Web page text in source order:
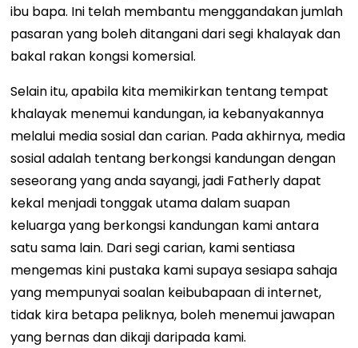
ibu bapa. Ini telah membantu menggandakan jumlah
pasaran yang boleh ditangani dari segi khalayak dan
bakal rakan kongsi komersial.
Selain itu, apabila kita memikirkan tentang tempat
khalayak menemui kandungan, ia kebanyakannya
melalui media sosial dan carian. Pada akhirnya, media
sosial adalah tentang berkongsi kandungan dengan
seseorang yang anda sayangi, jadi Fatherly dapat
kekal menjadi tonggak utama dalam suapan
keluarga yang berkongsi kandungan kami antara
satu sama lain. Dari segi carian, kami sentiasa
mengemas kini pustaka kami supaya sesiapa sahaja
yang mempunyai soalan keibubapaan di internet,
tidak kira betapa peliknya, boleh menemui jawapan
yang bernas dan dikaji daripada kami.